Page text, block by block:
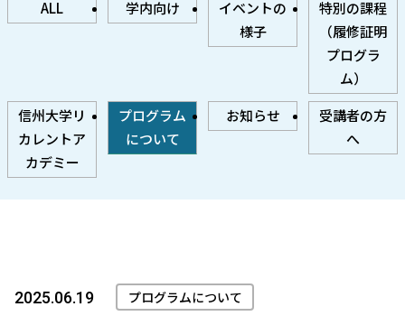
ALL 学内向け
イベントの
様子
特別の課程
（履修証明
プログラ
ム）
信州大学リ
カレントア
カデミー
プログラム
について
お知らせ
受講者の方
へ
2025.06.19 プログラムについて